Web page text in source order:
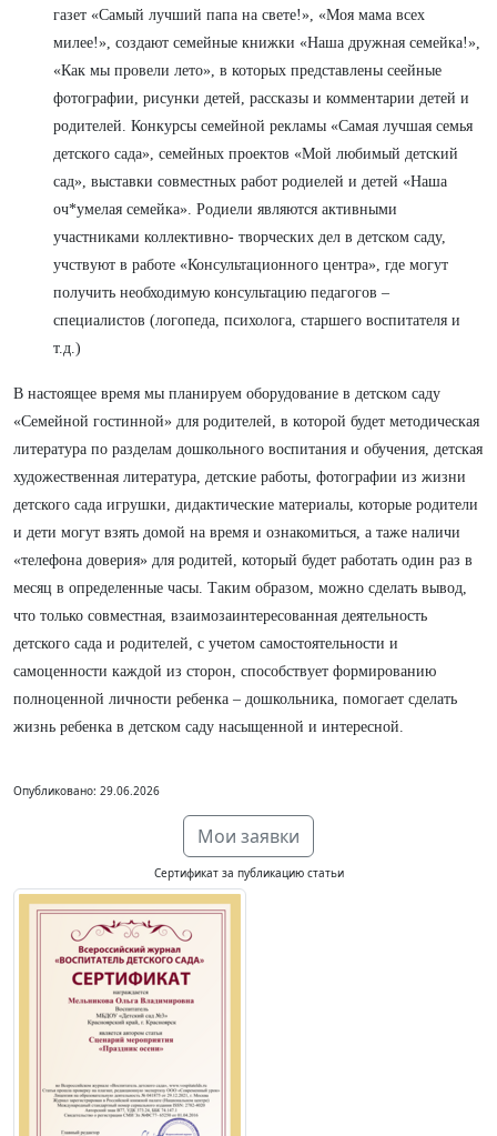
газет «Самый лучший папа на свете!», «Моя мама всех
милее!», создают семейные книжки «Наша дружная семейка!»,
«Как мы провели лето», в которых представлены сеейные
фотографии, рисунки детей, рассказы и комментарии детей и
родителей. Конкурсы семейной рекламы «Самая лучшая семья
детского сада», семейных проектов «Мой любимый детский
сад», выставки совместных работ родиелей и детей «Наша
оч*умелая семейка». Родиели являются активными
участниками коллективно- творческих дел в детском саду,
учствуют в работе «Консультационного центра», где могут
получить необходимую консультацию педагогов –
специалистов (логопеда, психолога, старшего воспитателя и
т.д.)
В настоящее время мы планируем оборудование в детском саду
«Семейной гостинной» для родителей, в которой будет методическая
литература по разделам дошкольного воспитания и обучения, детская
художественная литература, детские работы, фотографии из жизни
детского сада игрушки, дидактические материалы, которые родители
и дети могут взять домой на время и ознакомиться, а таже наличи
«телефона доверия» для родитей, который будет работать один раз в
месяц в определенные часы. Таким образом, можно сделать вывод,
что только совместная, взаимозаинтересованная деятельность
детского сада и родителей, с учетом самостоятельности и
самоценности каждой из сторон, способствует формированию
полноценной личности ребенка – дошкольника, помогает сделать
жизнь ребенка в детском саду насыщенной и интересной.
Опубликовано: 29.06.2026
Мои заявки
Сертификат за публикацию статьи